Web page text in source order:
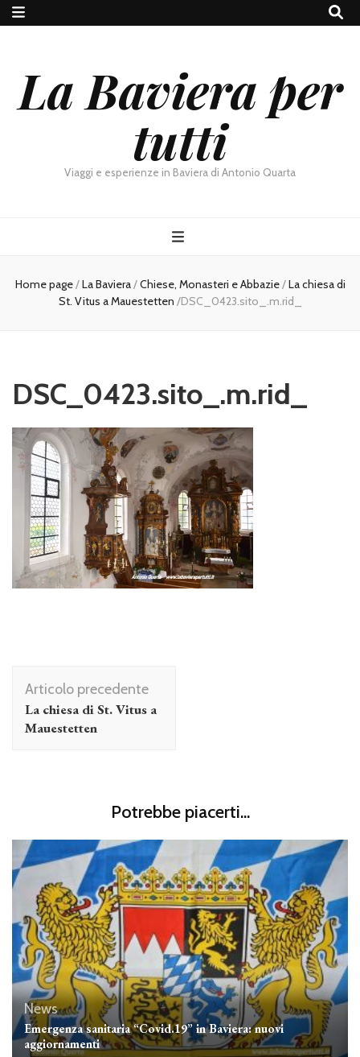
La Baviera per
tutti
Viaggi e esperienze in Baviera di Antonio Quarta
Home page/La Baviera/Chiese, Monasteri e Abbazie/La chiesa di
St. Vitus a Mauestetten /DSC_0423.sito_.m.rid_
DSC_0423.sito_.m.rid_
Navigazione
articolo
Articolo precedente
La chiesa di St. Vitus a
Mauestetten
Potrebbe piacerti...
News
Emergenza sanitaria “Covid.19” in Baviera: nuovi
aggiornamenti